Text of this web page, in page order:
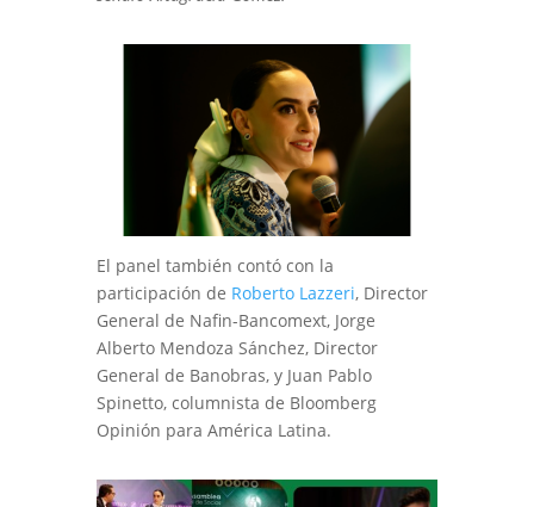
El panel también contó con la
participación de Roberto Lazzeri, Director
General de Nafin-Bancomext, Jorge
Alberto Mendoza Sánchez, Director
General de Banobras, y Juan Pablo
Spinetto, columnista de Bloomberg
Opinión para América Latina.